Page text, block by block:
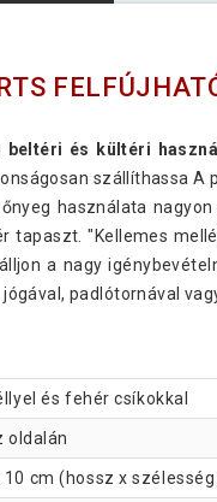
beltéri és kültéri
szállíthassa A
használata
tapaszt. "Kellemes
a nagy
padlótornával
és fehér csíkokkal
oldalán
cm (hossz x